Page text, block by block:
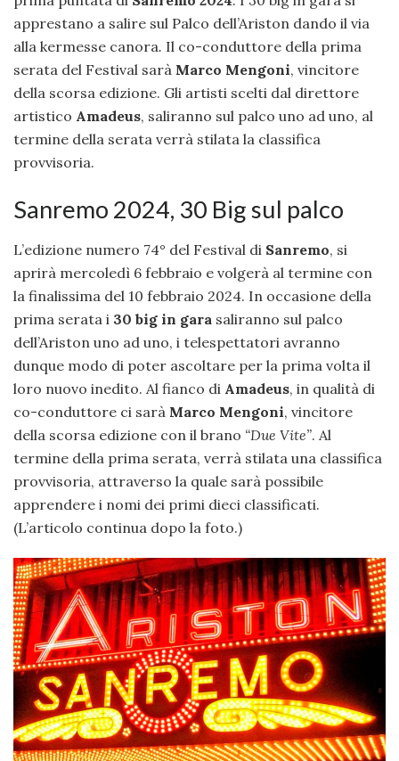
apprestano a salire sul Palco dell’Ariston dando il via
alla kermesse canora. Il co-conduttore della prima
serata del Festival sarà Marco Mengoni, vincitore
della scorsa edizione. Gli artisti scelti dal direttore
artistico Amadeus, saliranno sul palco uno ad uno, al
termine della serata verrà stilata la classifica
provvisoria.
Sanremo 2024, 30 Big sul palco
L’edizione numero 74° del Festival di Sanremo, si
aprirà mercoledì 6 febbraio e volgerà al termine con
la finalissima del 10 febbraio 2024. In occasione della
prima serata i 30 big in gara saliranno sul palco
dell’Ariston uno ad uno, i telespettatori avranno
dunque modo di poter ascoltare per la prima volta il
loro nuovo inedito. Al fianco di Amadeus, in qualità di
co-conduttore ci sarà Marco Mengoni, vincitore
della scorsa edizione con il brano “Due Vite”. Al
termine della prima serata, verrà stilata una classifica
provvisoria, attraverso la quale sarà possibile
apprendere i nomi dei primi dieci classificati.
(L’articolo continua dopo la foto.)